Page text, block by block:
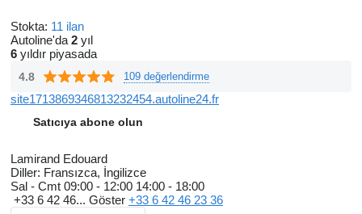
Stokta: 11 ilan
Autoline'da 2 yıl
6 yıldır piyasada
4.8 109 değerlendirme
site1713869346813232454.autoline24.fr
Satıcıya abone olun
Lamirand Edouard
Diller: Fransızca, İngilizce
Sal - Cmt 09:00 - 12:00 14:00 - 18:00
+33 6 42 46... Göster +33 6 42 46 23 36